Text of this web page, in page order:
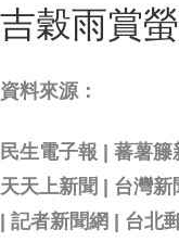
吉穀雨賞
資料來源：
民生電子報 | 蕃薯
天天上新聞 | 台灣
| 記者新聞網 | 台北